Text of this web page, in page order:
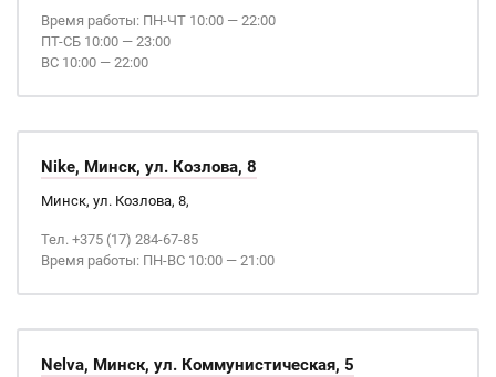
Время работы: ПН-ЧТ 10:00 — 22:00
ПТ-СБ 10:00 — 23:00
ВС 10:00 — 22:00
Nike, Минск, ул. Козлова, 8
Минск, ул. Козлова, 8,
Тел. +375 (17) 284-67-85
Время работы: ПН-ВС 10:00 — 21:00
Nelva, Минск, ул. Коммунистическая, 5